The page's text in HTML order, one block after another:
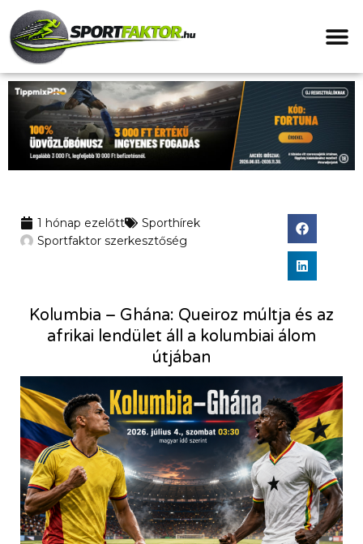
1 hónap ezelőtt
Sporthírek
Sportfaktor szerkesztőség
Kolumbia – Ghána: Queiroz múltja és az
afrikai lendület áll a kolumbiai álom
útjában